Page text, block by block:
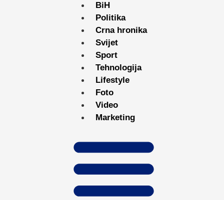
BiH
Politika
Crna hronika
Svijet
Sport
Tehnologija
Lifestyle
Foto
Video
Marketing